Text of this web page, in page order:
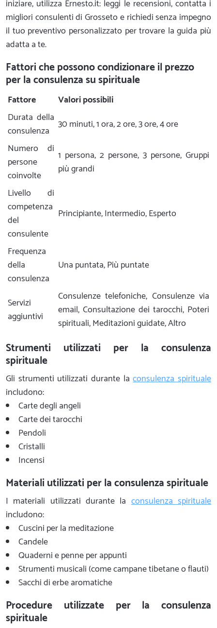
iniziare, utilizza Ernesto.it: leggi le recensioni, contatta i
migliori consulenti di Grosseto e richiedi senza impegno
il tuo preventivo personalizzato per trovare la guida più
adatta a te.
Fattori che possono condizionare il prezzo
per la consulenza su spirituale
Fattore
Valori possibili
Durata della
consulenza
30 minuti, 1 ora, 2 ore, 3 ore, 4 ore
Numero di
persone
coinvolte
1 persona, 2 persone, 3 persone, Gruppi
più grandi
Livello di
competenza
del
consulente
Principiante, Intermedio, Esperto
Frequenza
della
consulenza
Una puntata, Più puntate
Servizi
aggiuntivi
Consulenze telefoniche, Consulenze via
email, Consultazione dei tarocchi, Poteri
spirituali, Meditazioni guidate, Altro
Strumenti utilizzati per la consulenza
spirituale
Gli strumenti utilizzati durante laconsulenza spirituale
includono:
Carte degli angeli
Carte dei tarocchi
Pendoli
Cristalli
Incensi
Materiali utilizzati per la consulenza spirituale
I materiali utilizzati durante laconsulenza spirituale
includono:
Cuscini per la meditazione
Candele
Quaderni e penne per appunti
Strumenti musicali (come campane tibetane o flauti)
Sacchi di erbe aromatiche
Procedure utilizzate per la consulenza
spirituale